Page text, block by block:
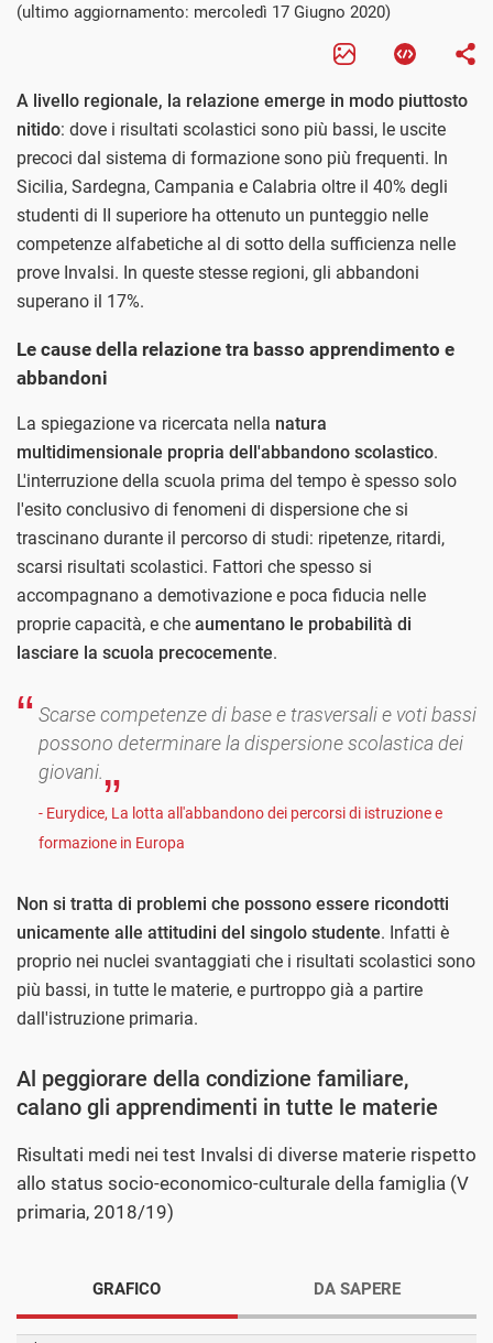
(ultimo aggiornamento: mercoledì 17 Giugno 2020)
A livello regionale, la relazione emerge in modo piuttosto
nitido: dove i risultati scolastici sono più bassi, le uscite
precoci dal sistema di formazione sono più frequenti. In
Sicilia, Sardegna, Campania e Calabria oltre il 40% degli
studenti di II superiore ha ottenuto un punteggio nelle
competenze alfabetiche al di sotto della sufficienza nelle
prove Invalsi. In queste stesse regioni, gli abbandoni
superano il 17%.
Le cause della relazione tra basso apprendimento e
abbandoni
La spiegazione va ricercata nella natura
multidimensionale propria dell'abbandono scolastico.
L'interruzione della scuola prima del tempo è spesso solo
l'esito conclusivo di fenomeni di dispersione che si
trascinano durante il percorso di studi: ripetenze, ritardi,
scarsi risultati scolastici. Fattori che spesso si
accompagnano a demotivazione e poca fiducia nelle
proprie capacità, e che aumentano le probabilità di
lasciare la scuola precocemente.
Scarse competenze di base e trasversali e voti bassi
possono determinare la dispersione scolastica dei
giovani.
- Eurydice, La lotta all'abbandono dei percorsi di istruzione e
formazione in Europa
Non si tratta di problemi che possono essere ricondotti
unicamente alle attitudini del singolo studente. Infatti è
proprio nei nuclei svantaggiati che i risultati scolastici sono
più bassi, in tutte le materie, e purtroppo già a partire
dall'istruzione primaria.
Al peggiorare della condizione familiare,
calano gli apprendimenti in tutte le materie
Risultati medi nei test Invalsi di diverse materie rispetto
allo status socio-economico-culturale della famiglia (V
primaria, 2018/19)
GRAFICO DA SAPERE